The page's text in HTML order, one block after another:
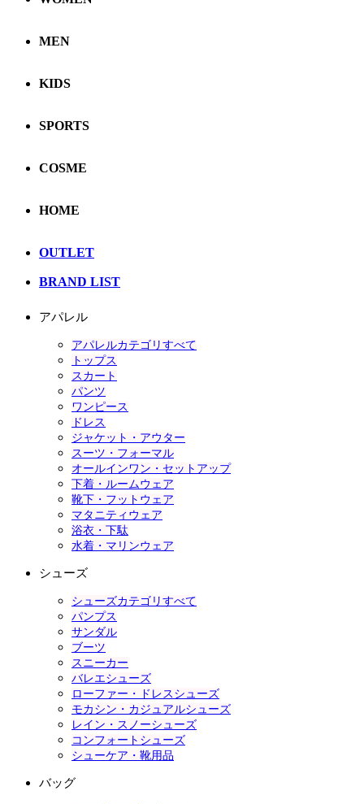
MEN
KIDS
SPORTS
COSME
HOME
OUTLET
BRAND LIST
アパレル
アパレルカテゴリすべて
トップス
スカート
パンツ
ワンピース
ドレス
ジャケット・アウター
スーツ・フォーマル
オールインワン・セットアップ
下着・ルームウェア
靴下・フットウェア
マタニティウェア
浴衣・下駄
水着・マリンウェア
シューズ
シューズカテゴリすべて
パンプス
サンダル
ブーツ
スニーカー
バレエシューズ
ローファー・ドレスシューズ
モカシン・カジュアルシューズ
レイン・スノーシューズ
コンフォートシューズ
シューケア・靴用品
バッグ